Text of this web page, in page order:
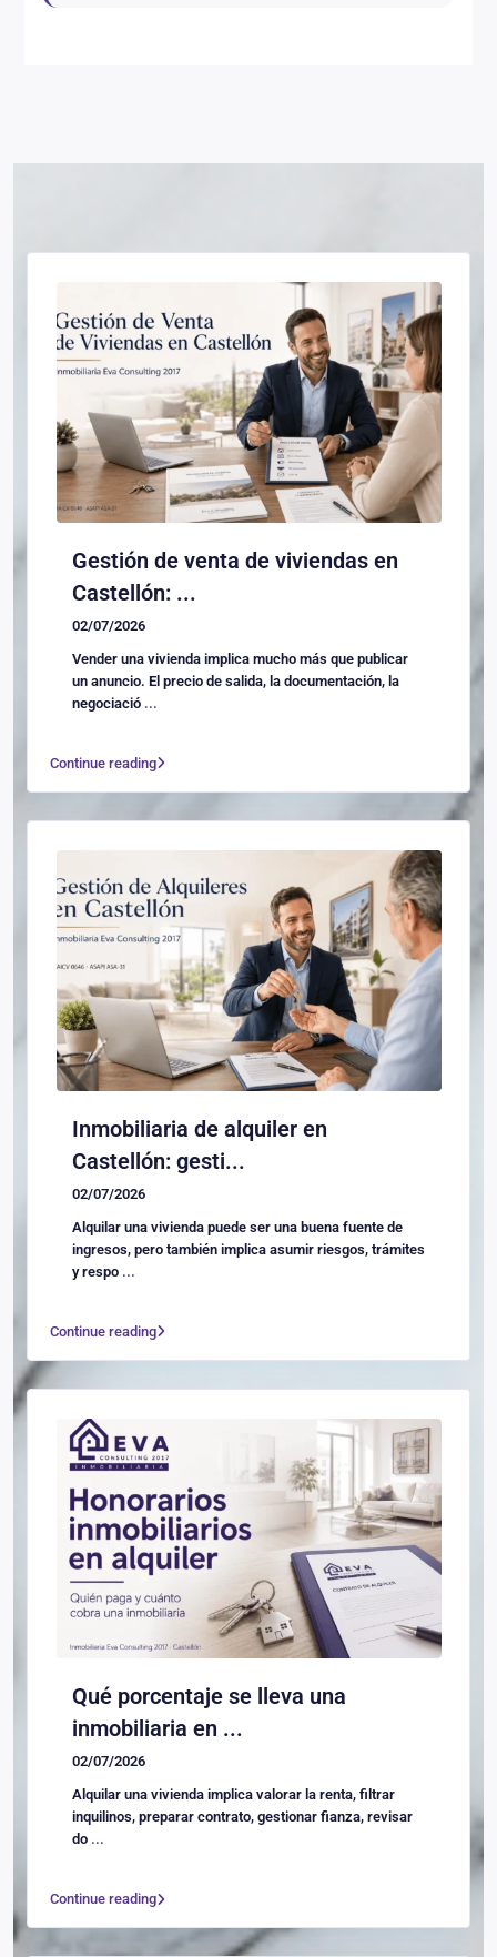
Gestión de venta de viviendas en
Castellón: ...
02/07/2026
Vender una vivienda implica mucho más que publicar
un anuncio. El precio de salida, la documentación, la
negociació ...
Continue reading
Inmobiliaria de alquiler en
Castellón: gesti...
02/07/2026
Alquilar una vivienda puede ser una buena fuente de
ingresos, pero también implica asumir riesgos, trámites
y respo ...
Continue reading
Qué porcentaje se lleva una
inmobiliaria en ...
02/07/2026
Alquilar una vivienda implica valorar la renta, filtrar
inquilinos, preparar contrato, gestionar fianza, revisar
do ...
Continue reading